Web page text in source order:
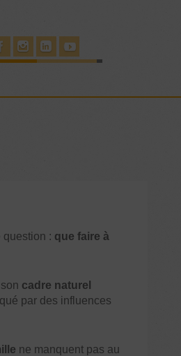
question : que faire à
cadre naturel
par des influences
ne manquent pas au